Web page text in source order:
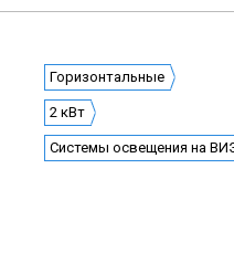
Горизонтальные
2 кВт
Системы освещения на